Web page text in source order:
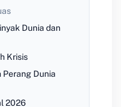
Dunia dan
Krisis
Perang Dunia
2026